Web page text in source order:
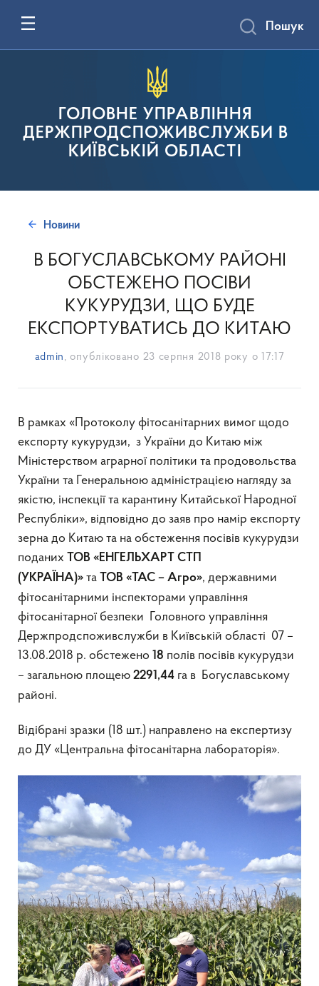
ГОЛОВНЕ УПРАВЛІННЯ
ДЕРЖПРОДСПОЖИВСЛУЖБИ В
КИЇВСЬКІЙ ОБЛАСТІ
Пошук
Новини
В БОГУСЛАВСЬКОМУ РАЙОНІ
ОБСТЕЖЕНО ПОСІВИ
КУКУРУДЗИ, ЩО БУДЕ
ЕКСПОРТУВАТИСЬ ДО КИТАЮ
admin , опубліковано 23 серпня 2018 року о 17:17
В рамках «Протоколу фітосанітарних вимог щодо
експорту кукурудзи, з України до Китаю між
Міністерством аграрної політики та продовольства
України та Генеральною адміністрацією нагляду за
якістю, інспекції та карантину Китайської Народної
Республіки», відповідно до заяв про намір експорту
зерна до Китаю та на обстеження посівів кукурудзи
поданих ТОВ «ЕНГЕЛЬХАРТ СТП
(УКРАЇНА)» та ТОВ «ТАС – Агро», державними
фітосанітарними інспекторами управління
фітосанітарної безпеки Головного управління
Держпродспоживслужби в Київській області 07 –
13.08.2018 р. обстежено 18 полів посівів кукурудзи
– загальною площею 2291,44 га в Богуславському
районі.
Відібрані зразки (18 шт.) направлено на експертизу
до ДУ «Центральна фітосанітарна лабораторія».